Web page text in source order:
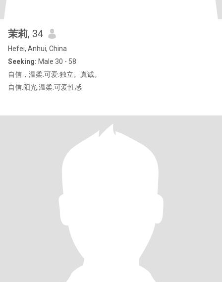
茉莉, 34
Hefei, Anhui, China
Seeking: Male 30 - 58
自信，温柔.可爱.独立。真诚。
自信.阳光.温柔.可爱性感